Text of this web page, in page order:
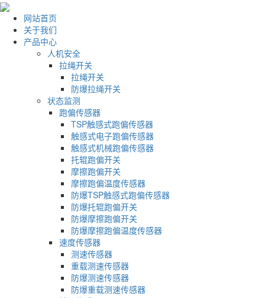
网站首页
关于我们
产品中心
人机安全
拉绳开关
拉绳开关
防爆拉绳开关
状态监测
跑偏传感器
TSP触感式跑偏传感器
触感式电子跑偏传感器
触感式机械跑偏传感器
托辊跑偏开关
摩擦跑偏开关
摩擦跑偏温度传感器
防爆TSP触感式跑偏传感器
防爆托辊跑偏开关
防爆摩擦跑偏开关
防爆摩擦跑偏温度传感器
速度传感器
测速传感器
重载测速传感器
防爆测速传感器
防爆重载测速传感器